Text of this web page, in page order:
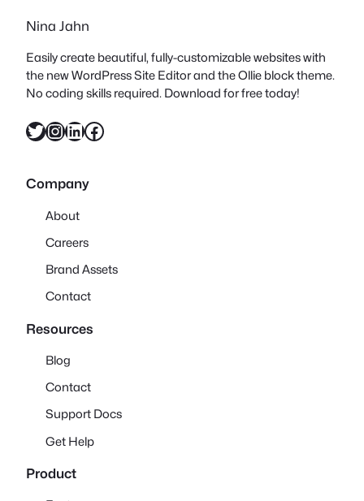
Nina Jahn
Easily create beautiful, fully-customizable websites with
the new WordPress Site Editor and the Ollie block theme.
No coding skills required. Download for free today!
Twitter InstagramLinkedIn Facebook
Company
About
Careers
Brand Assets
Contact
Resources
Blog
Contact
Support Docs
Get Help
Product